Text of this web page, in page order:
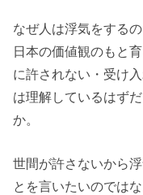
なぜ人は浮気をするの
日本の価値観のもと
に許されない・受け
は理解しているはず
か。
世間が許さないから
とを言いたいのでは